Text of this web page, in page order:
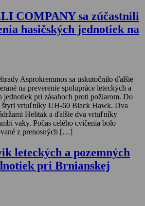
COMPANY sa zúčastnili
hasičských jednotiek na
Asprokremmos sa uskutočnilo ďalšie
na preverenie spolupráce leteckých a
jednotiek pri zásahoch proti požiarom. Do
štyri vrtuľníky UH-60 Black Hawk. Dva
Helitak a ďalšie dva vrtuľníky
vaky. Počas celého cvičenia bolo
z prenosných […]
leteckých a pozemných
pri Brnianskej